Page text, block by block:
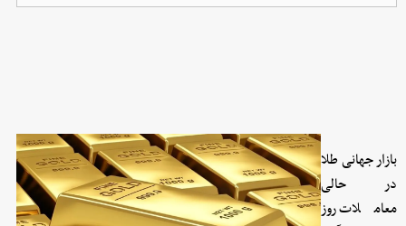
بازار جهانی طلا
در حالی
معاملات روز